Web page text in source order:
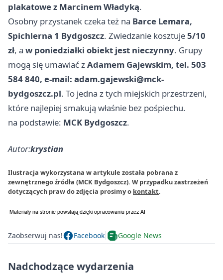
plakatowe z Marcinem Władyką.
Osobny przystanek czeka też na Barce Lemara,
Spichlerna 1 Bydgoszcz. Zwiedzanie kosztuje5/10
zł, a w poniedziałki obiekt jest nieczynny. Grupy
mogą się umawiać zAdamem Gajewskim, tel. 503
584 840, e-mail: adam.gajewski@mck-
bydgoszcz.pl. To jedna z tych miejskich przestrzeni,
które najlepiej smakują właśnie bez pośpiechu.
na podstawie: MCK Bydgoszcz.
Autor:krystian
Ilustracja wykorzystana w artykule została pobrana z
zewnętrznego źródła (MCK Bydgoszcz). W przypadku zastrzeżeń
dotyczących praw do zdjęcia prosimy o kontakt.
Zaobserwuj nas! Facebook Google News
Nadchodzące wydarzenia